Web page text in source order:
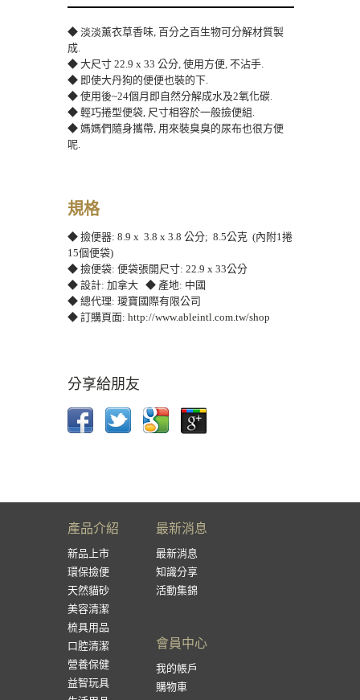
◆ 淡淡薰衣草香味, 百分之百生物可分解材質製
成.
◆ 大尺寸 22.9 x 33 公分, 使用方便, 不沾手.
◆ 即使大丹狗的便便也裝的下.
◆ 使用後~24個月即自然分解成水及2氧化碳.
◆ 輕巧捲型便袋, 尺寸相容於一般撿便組.
◆ 媽媽們隨身攜帶, 用來裝臭臭的尿布也很方便
呢.
規格
◆ 撿便器: 8.9 x 3.8 x 3.8 公分; 8.5公克 (內附1捲
15個便袋)
◆ 撿便袋: 便袋張開尺寸: 22.9 x 33公分
◆ 設計: 加拿大 ◆ 產地: 中國
◆ 總代理: 璦寶國際有限公司
◆ 訂購頁面: http://www.ableintl.com.tw/shop
分享給朋友
產品介紹
新品上市
環保撿便
天然貓砂
美容清潔
梳具用品
口腔清潔
營養保健
益智玩具
最新消息
最新消息
知識分享
活動集錦
會員中心
我的帳戶
購物車